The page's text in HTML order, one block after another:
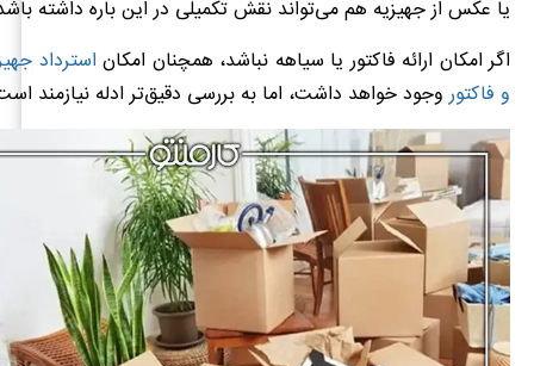
یا عکس از جهیزیه هم می‌تواند نقش تکمیلی در این باره داشته
اگر امکان ارائه فاکتور یا سیاهه نباشد، همچنان امکان استرداد
و فاکتوروجود خواهد داشت، اما به بررسی دقیق‌تر ادله نیازمند